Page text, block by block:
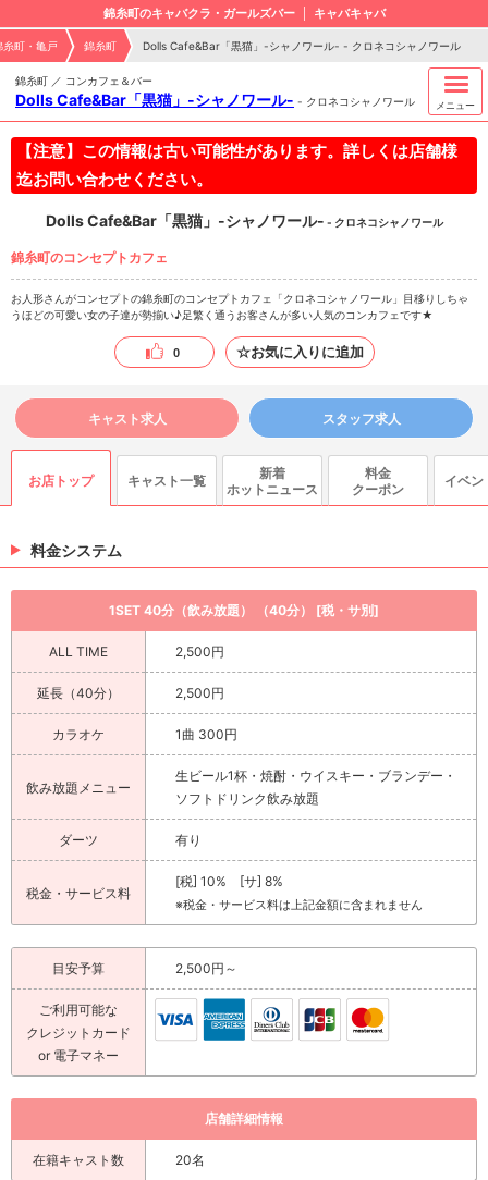
錦糸町のキャバクラ・ガールズバー キャバキャバ
糸町・亀戸 錦糸町 Dolls Cafe&Bar「黒猫」-シャノワール- - クロネコシャノワール
錦糸町 ／ コンカフェ＆バー
Dolls Cafe&Bar「黒猫」-シャノワール- - クロネコシャノワール メニュー
【注意】この情報は古い可能性があります。詳しくは店舗様
迄お問い合わせください。
Dolls Cafe&Bar「黒猫」-シャノワール- - クロネコシャノワール
錦糸町のコンセプトカフェ
お人形さんがコンセプトの錦糸町のコンセプトカフェ「クロネコシャノワール」目移りしちゃ
うほどの可愛い女の子達が勢揃い♪足繁く通うお客さんが多い人気のコンカフェです★
0 ☆お気に入りに追加
キャスト求人 スタッフ求人
お店トップ キャスト一覧
新着
ホットニュース
料金
クーポン
イベン
料金システム
1SET 40分（飲み放題） （40分） [税・サ別]
ALL TIME 2,500円
延長（40分） 2,500円
カラオケ 1曲 300円
飲み放題メニュー
生ビール1杯・焼酎・ウイスキー・ブランデー・
ソフトドリンク飲み放題
ダーツ 有り
税金・サービス料
[税] 10% [サ] 8%
※税金・サービス料は上記金額に含まれません
目安予算 2,500円～
ご利用可能な
クレジットカード
or 電子マネー
店舗詳細情報
在籍キャスト数 20名